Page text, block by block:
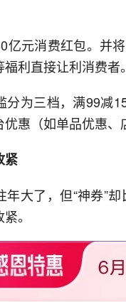
亿元消费红包。并
利直接让利消费者。
分为三档，满99减
惠（如单品优惠、
紧
年大了，但“神券”
。